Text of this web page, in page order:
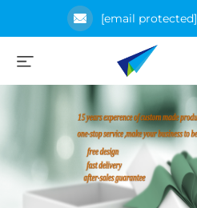
[email protected]